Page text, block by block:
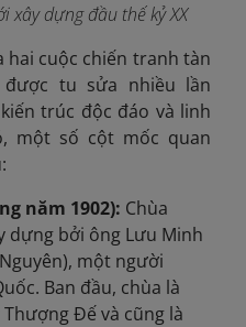
xây dựng đầu thế kỷ XX
hai cuộc chiến tranh tàn
được tu sửa nhiều lần
trúc độc đáo và linh
một số cột mốc quan
năm 1902): Chùa
dựng bởi ông Lưu Minh
một người
Ban đầu, chùa là
Đế và cũng là